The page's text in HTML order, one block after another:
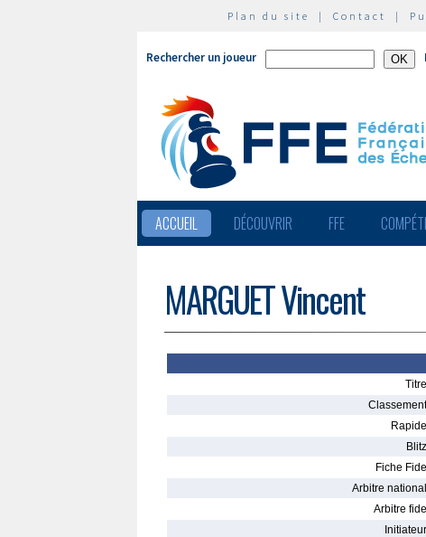
Plan du site | Contact |
Rechercher un joueur
ACCUEIL DÉCOUVRIR FFE
MARGUET Vincent
Fiche
Arbitre
Arbitre